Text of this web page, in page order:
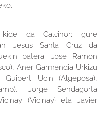
kide da Calcinor; gure
Jesus Santa Cruz da
batera: Jose Ramon
Aner Garmendia Urkizu
Ucin (Algeposa),
Jorge Sendagorta
(Vicinay) eta Javier